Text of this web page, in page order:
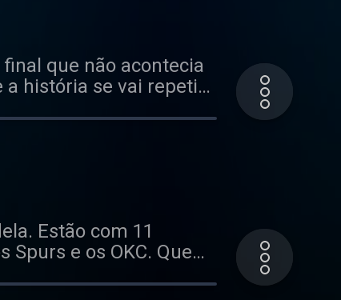
que não acontecia
história se vai repetir?
Estão com 11
e os OKC. Que